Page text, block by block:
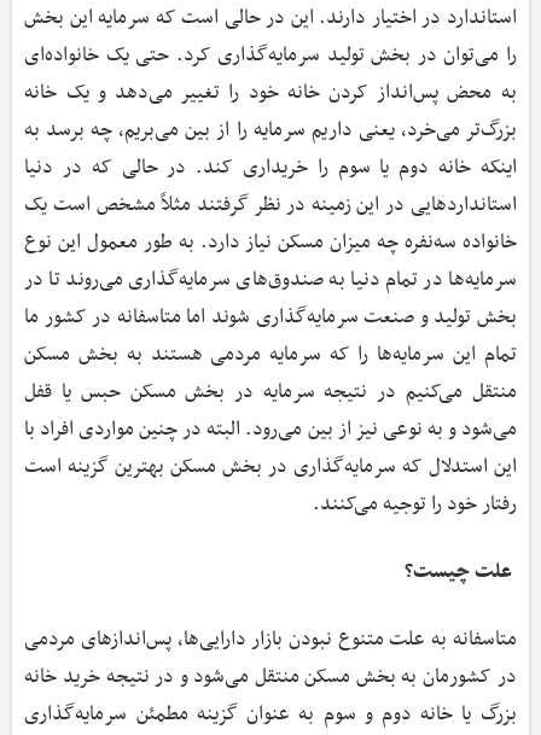
استاندارد در اختیار دارند. این در حالی است که سرمایه این بخش
را می‌توان در بخش تولید سرمایه‌گذاری کرد. حتی یک خانواده‌ای
به محض پس‌انداز کردن خانه خود را تغییر می‌دهد و یک خانه
بزرگ‌تر می‌خرد، یعنی داریم سرمایه را از بین می‌بریم، چه برسد به
اینکه خانه دوم یا سوم را خریداری کند. در حالی که در دنیا
استانداردهایی در این زمینه در نظر گرفتند مثلاً مشخص است یک
خانواده سه‌نفره چه میزان مسکن نیاز دارد. به طور معمول این نوع
سرمایه‌ها در تمام دنیا به صندوق‌های سرمایه‌گذاری می‌روند تا در
بخش تولید و صنعت سرمایه‌گذاری شوند اما متاسفانه در کشور ما
تمام این سرمایه‌ها را که سرمایه مردمی هستند به بخش مسکن
منتقل می‌کنیم در نتیجه سرمایه در بخش مسکن حبس یا قفل
می‌شود و به نوعی نیز از بین می‌رود. البته در چنین مواردی افراد با
این استدلال که سرمایه‌گذاری در بخش مسکن بهترین گزینه است
رفتار خود را توجیه می‌کنند.
علت چیست؟
متاسفانه به علت متنوع نبودن بازار دارایی‌ها، پس‌اندازهای مردمی
در کشورمان به بخش مسکن منتقل می‌شود و در نتیجه خرید خانه
بزرگ یا خانه دوم و سوم به عنوان گزینه مطمئن سرمایه‌گذاری